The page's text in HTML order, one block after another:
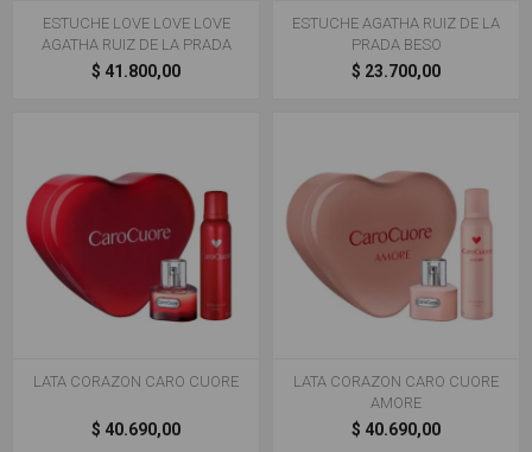
ESTUCHE LOVE LOVE LOVE
AGATHA RUIZ DE LA PRADA
$ 41.800,00
ESTUCHE AGATHA RUIZ DE LA
PRADA BESO
$ 23.700,00
LATA CORAZON CARO CUORE
$ 40.690,00
LATA CORAZON CARO CUORE
AMORE
$ 40.690,00